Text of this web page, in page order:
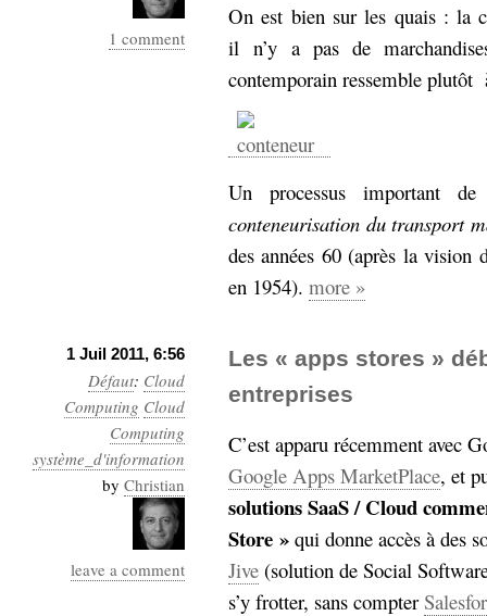
1 comment
On est bien sur les quais : la
il n’y a pas de
contemporain ressemble plutôt
Un processus important
conteneurisation du transport
des années 60 (après la vision
en 1954). more »
1 Juil 2011, 6:56
Défaut: Cloud
Computing Cloud
Computing
système_d'information
by Christian
leave a comment
Les « apps stores »
entreprises
C’est apparu récemment avec
Google Apps MarketPlace, et
solutions SaaS / Cloud
Store » qui donne accès à des
Jive (solution de Social
s’y frotter, sans compter
Cloud
humeur
hypomnemata lecture
management_des_connaissances
milieu_associé Moteur-
de-recherche
ontologie
participation
Politique Probabilité